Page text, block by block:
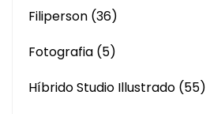
Filiperson (36)
Fotografia (5)
Híbrido Studio Illustrado (55)